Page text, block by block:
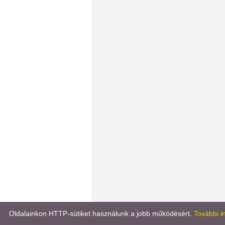
Könyvportál Líra könyv
Oldalainkon HTTP-sütiket használunk a jobb működésért. További